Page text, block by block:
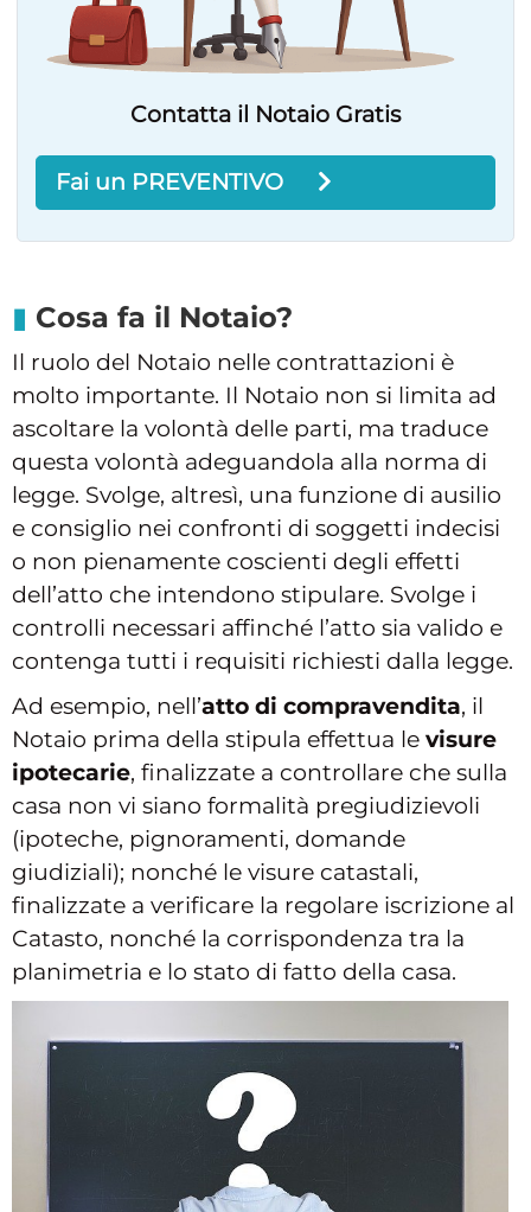
Contatta il Notaio Gratis
Fai un PREVENTIVO
Cosa fa il Notaio?
Il ruolo del Notaio nelle contrattazioni è
molto importante. Il Notaio non si limita ad
ascoltare la volontà delle parti, ma traduce
questa volontà adeguandola alla norma di
legge. Svolge, altresì, una funzione di ausilio
e consiglio nei confronti di soggetti indecisi
o non pienamente coscienti degli effetti
dell’atto che intendono stipulare. Svolge i
controlli necessari affinché l’atto sia valido e
contenga tutti i requisiti richiesti dalla legge.
Ad esempio, nell’atto di compravendita, il
Notaio prima della stipula effettua le visure
ipotecarie, finalizzate a controllare che sulla
casa non vi siano formalità pregiudizievoli
(ipoteche, pignoramenti, domande
giudiziali); nonché le visure catastali,
finalizzate a verificare la regolare iscrizione al
Catasto, nonché la corrispondenza tra la
planimetria e lo stato di fatto della casa.